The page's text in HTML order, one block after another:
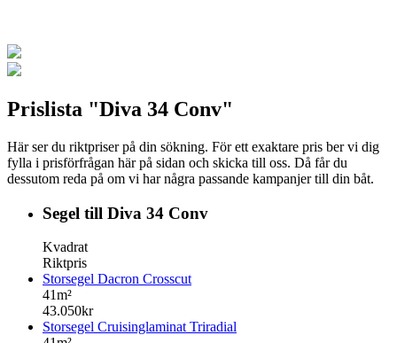
Prislista "Diva 34 Conv"
Här ser du riktpriser på din sökning. För ett exaktare pris ber vi dig
fylla i prisförfrågan här på sidan och skicka till oss. Då får du
dessutom reda på om vi har några passande kampanjer till din båt.
Segel till Diva 34 Conv
Kvadrat
Riktpris
Storsegel Dacron Crosscut
41m²
43.050kr
Storsegel Cruisinglaminat Triradial